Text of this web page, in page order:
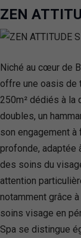
ZEN
Niché au cœur de
offre une oasis de
250m² dédiés à la
doubles, un
son engagement à
profonde, adaptée
des soins du
attention
notamment grâce
soins visage en
Spa se distingue